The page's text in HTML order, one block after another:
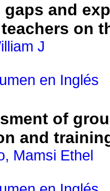
and
on
J
en Inglés
of
and
Mamsi Ethel